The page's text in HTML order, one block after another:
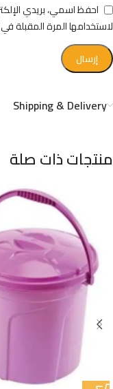
احفظ اسمي، بريدي
لاستخدامها المرة المقبلة
Shipping & Delivery
منتجات ذات صلة